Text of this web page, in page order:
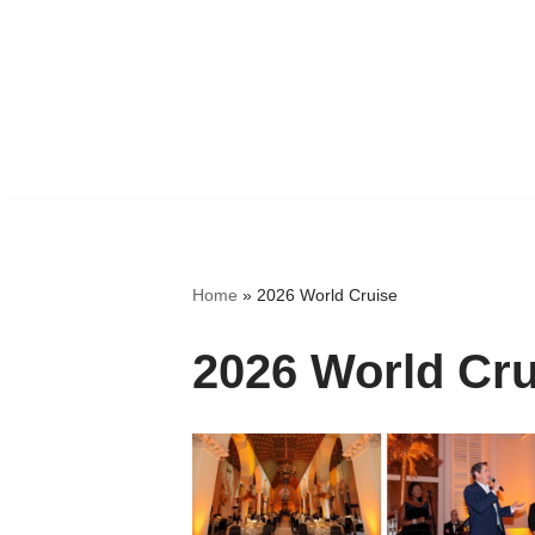
Home » 2026 World Cruise
2026 World